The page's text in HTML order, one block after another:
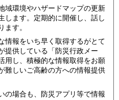
域環境やハザードマップの更新
します。定期的に開催し、話し
ます。
情報をいち早く取得するがとて
提供している「防災行政メー
用し、積極的な情報取得をお願
難しいご高齢の方への情報提供
の場合も、防災アプリ等で情報